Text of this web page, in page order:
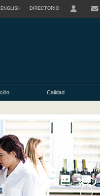
ENGLISH DIRECTORIO
Calidad